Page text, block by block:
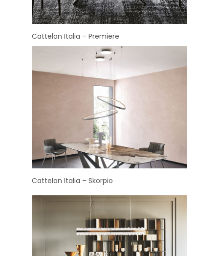
Cattelan Italia – Premiere
Cattelan Italia – Skorpio